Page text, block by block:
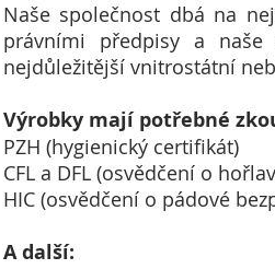
Naše společnost dbá na
právními předpisy a naše
nejdůležitější vnitrostátní
Výrobky mají potřebné
PZH (hygienický certifikát)
CFL a DFL (osvědčení o
HIC (osvědčení o pádové
A další: